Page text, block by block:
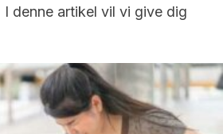
I denne artikel vil vi give dig